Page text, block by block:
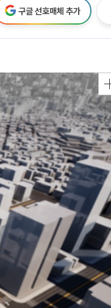
구글 선호매체 추가